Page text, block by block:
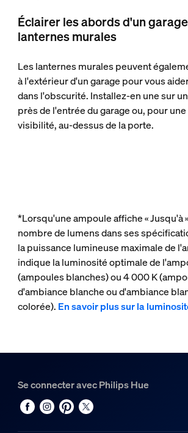
Éclairer les abords d'un
lanternes murales
Les lanternes murales peuvent
à l'extérieur d'un garage pour vous
dans l'obscurité. Installez-en une sur
près de l'entrée du garage ou, pour
visibilité, au-dessus de la porte.
*Lorsqu'une ampoule affiche « Jusqu'à
nombre de lumens dans ses
la puissance lumineuse maximale de
indique la luminosité optimale de
(ampoules blanches) ou 4 000 K
d'ambiance blanche ou d'ambiance
colorée). En savoir plus sur la
Se connecter avec Philips Hue